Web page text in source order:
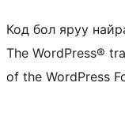
Код бол яруу
The WordPress®
of the WordPress